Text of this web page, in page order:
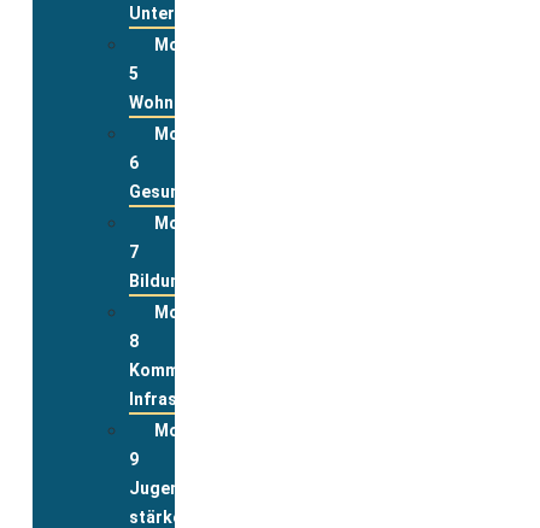
Unterstützungsleistungen
Modul
5
Wohnen
Modul
6
Gesundheit
Modul
7
Bildung
Modul
8
Kommunale
Infrastrukturen
Modul
9
Jugend
stärken